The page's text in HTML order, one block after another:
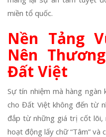
miền tổ quốc.
Nền Tảng
Nên
Đất Việt
Sự tín nhiệm mà hàng ngàn
cho Đất Việt không đến từ
đắp từ những giá trị cốt
hoạt động lấy chữ “Tâm” và